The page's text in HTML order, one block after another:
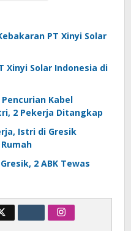
PT Xinyi Solar
Xinyi Solar Indonesia di
Kabel
2 Pekerja Ditangkap
Istri di Gresik
2 ABK Tewas